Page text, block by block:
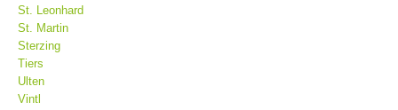
St. Leonhard
St. Martin
Sterzing
Tiers
Ulten
Vintl